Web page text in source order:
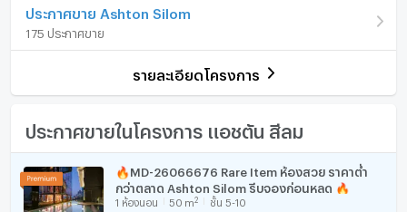
จำนวนห้องน้ำ
เครื่องทำน้ำร้อน/น้ำอุ่น
ประตูห้องระบบ digital lock
ตู้เย็น
ประกาศขาย Ashton Silom
175 ประกาศขาย
รายละเอียดโครงการ
ประกาศขายในโครงการ แอชตัน สีลม
🔥MD-26066676 Rare Item ห้องสวย ราคาต่ำ
กว่าตลาด Ashton Silom รีบจองก่อนหลุด 🔥
1 ห้องนอน 50 m2 ชั้น 5-10